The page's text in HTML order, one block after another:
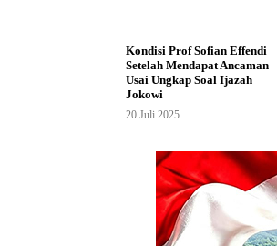
Kondisi Prof Sofian Effendi
Setelah Mendapat Ancaman
Usai Ungkap Soal Ijazah
Jokowi
20 Juli 2025